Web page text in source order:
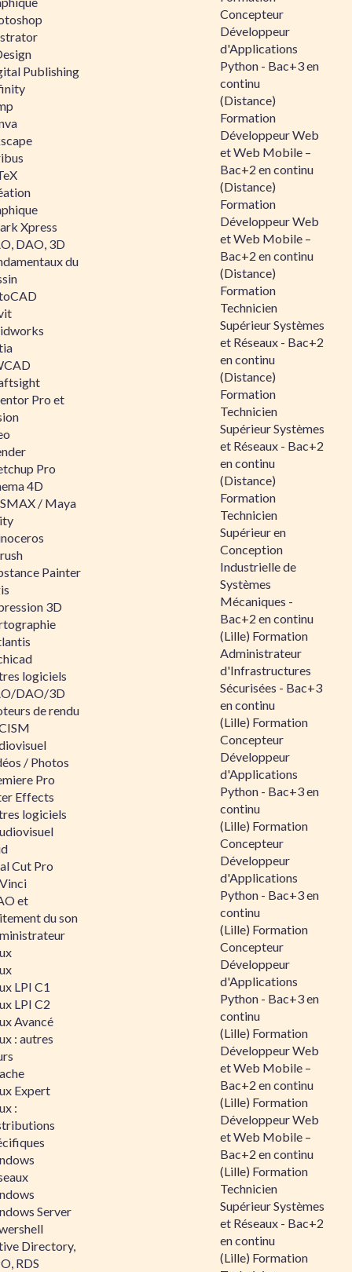
Publishing
Xpress
DAO, 3D
du
Pro et
Pro
4D
/ Maya
Painter
3D
logiciels
DAO/3D
de rendu
/ Photos
Pro
Effects
logiciels
Cut Pro
et
du son
LPI C1
LPI C2
Avancé
: autres
Expert
:
Server
Directory,
RDS
Concepteur
Développeur
d'Applications
Python - Bac+3 en
continu
(Distance)
Formation
Développeur Web
et Web Mobile –
Bac+2 en continu
(Distance)
Formation
Développeur Web
et Web Mobile –
Bac+2 en continu
(Distance)
Formation
Technicien
Supérieur Systèmes
et Réseaux - Bac+2
en continu
(Distance)
Formation
Technicien
Supérieur Systèmes
et Réseaux - Bac+2
en continu
(Distance)
Formation
Technicien
Supérieur en
Conception
Industrielle de
Systèmes
Mécaniques -
Bac+2 en continu
(Lille) Formation
Administrateur
d'Infrastructures
Sécurisées - Bac+3
en continu
(Lille) Formation
Concepteur
Développeur
d'Applications
Python - Bac+3 en
continu
(Lille) Formation
Concepteur
Développeur
d'Applications
Python - Bac+3 en
continu
(Lille) Formation
Concepteur
Développeur
d'Applications
Python - Bac+3 en
continu
(Lille) Formation
Développeur Web
et Web Mobile –
Bac+2 en continu
(Lille) Formation
Développeur Web
et Web Mobile –
Bac+2 en continu
(Lille) Formation
Technicien
Supérieur Systèmes
et Réseaux - Bac+2
en continu
(Lille) Formation